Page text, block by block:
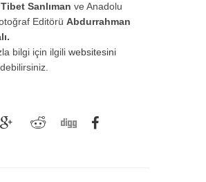
Tibet Sanlıman ve Anadolu
Editörü Abdurrahman
bilgi için ilgili websitesini